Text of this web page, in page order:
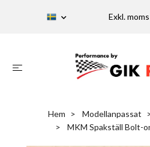
Exkl. moms
Hem Modellanpassat
MKM Spakställ Bolt-